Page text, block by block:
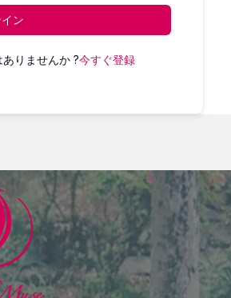
ン
りませんか ?今すぐ登録